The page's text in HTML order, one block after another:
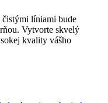
líniami bude
Vytvorte skvelý
kvality vášho